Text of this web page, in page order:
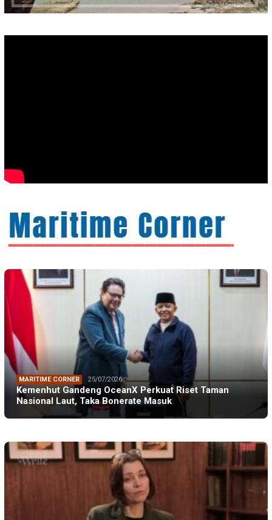
MARITIME CORNER 25/07/2026
Kemenhut Gandeng OceanX Perkuat Riset Taman
Nasional Laut, Taka Bonerate Masuk